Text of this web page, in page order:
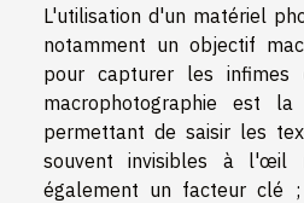
L'utilisation d'un matériel
notamment un objectif
pour capturer les infimes
macrophotographie est
permettant de saisir les
souvent invisibles à l'œil
également un facteur clé